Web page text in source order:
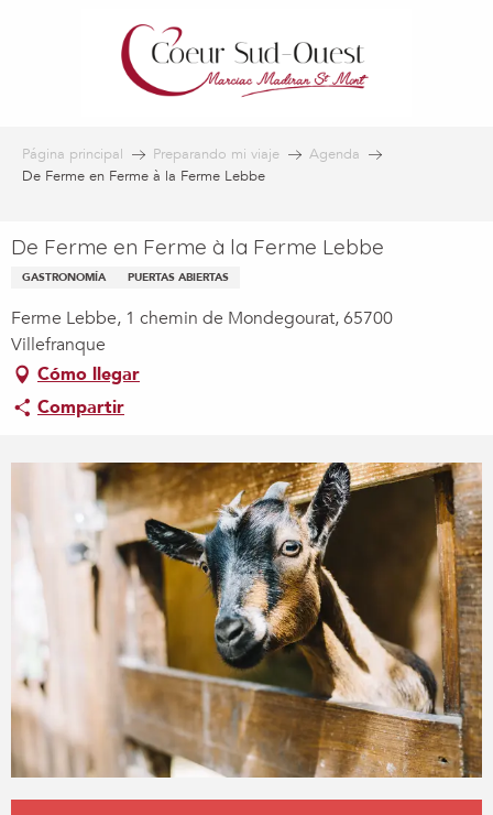
Página principal Preparando mi viaje
Agenda
De Ferme en Ferme à la Ferme Lebbe
De Ferme en Ferme à la Ferme Lebbe
GASTRONOMÍA PUERTAS ABIERTAS
Ferme Lebbe, 1 chemin de Mondegourat, 65700
Villefranque
Cómo llegar
Compartir